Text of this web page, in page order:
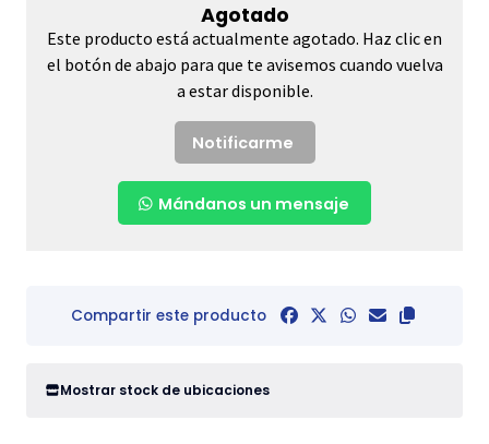
Agotado
Este producto está actualmente agotado. Haz clic en
el botón de abajo para que te avisemos cuando vuelva
a estar disponible.
Notificarme
Mándanos un mensaje
Compartir este producto
Mostrar stock de ubicaciones